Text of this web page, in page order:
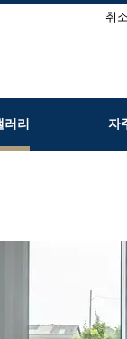
취
리 자